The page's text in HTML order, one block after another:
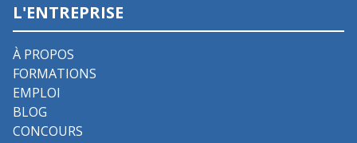
L'ENTREPRISE
À PROPOS
FORMATIONS
EMPLOI
BLOG
CONCOURS